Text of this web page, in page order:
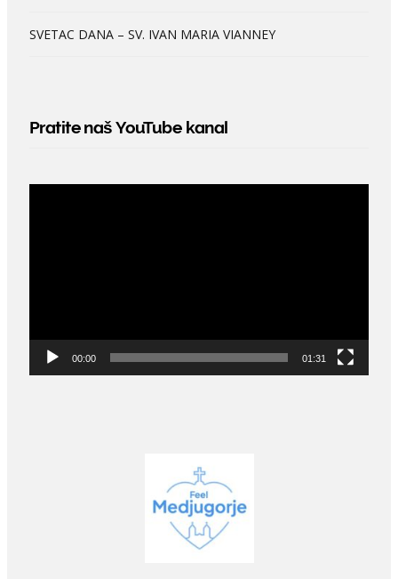
SVETAC DANA – SV. IVAN MARIA VIANNEY
Pratite naš YouTube kanal
00:00 01:31